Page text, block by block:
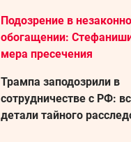
Подозрение в
обогащении:
мера пресечения
Трампа заподозрили в
сотрудничестве с РФ:
детали тайного